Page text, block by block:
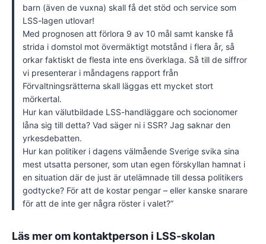
barn (även de vuxna) skall få det stöd och service som
LSS-lagen utlovar!
Med prognosen att förlora 9 av 10 mål samt kanske få
strida i domstol mot övermäktigt motstånd i flera år, så
orkar faktiskt de flesta inte ens överklaga. Så till de siffror
vi presenterar i måndagens rapport från
Förvaltningsrätterna skall läggas ett mycket stort
mörkertal.
Hur kan välutbildade LSS-handläggare och socionomer
låna sig till detta? Vad säger ni i SSR? Jag saknar den
yrkesdebatten.
Hur kan politiker i dagens välmående Sverige svika sina
mest utsatta personer, som utan egen förskyllan hamnat i
en situation där de just är utelämnade till dessa politikers
godtycke? För att de kostar pengar – eller kanske snarare
för att de inte ger några röster i valet?”
Läs mer om kontaktperson i LSS-skolan